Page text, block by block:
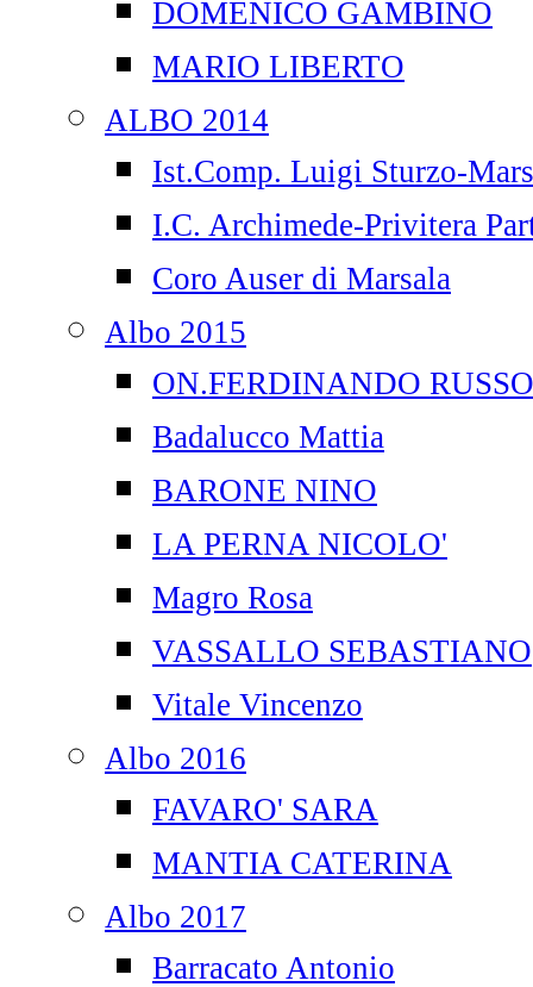
DOMENICO GAMBINO
MARIO LIBERTO
ALBO 2014
Ist.Comp. Luigi Sturzo-
I.C. Archimede-Privitera
Coro Auser di Marsala
Albo 2015
ON.FERDINANDO RUSSO
Badalucco Mattia
BARONE NINO
LA PERNA NICOLO'
Magro Rosa
VASSALLO SEBASTIANO
Vitale Vincenzo
Albo 2016
FAVARO' SARA
MANTIA CATERINA
Albo 2017
Barracato Antonio